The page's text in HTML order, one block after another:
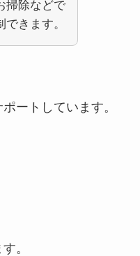
掃除などで
きます。
ートしています。
。